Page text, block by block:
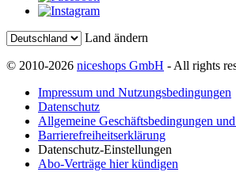
Land ändern
© 2010-2026 niceshops GmbH - All rights
Impressum und Nutzungsbedingungen
Datenschutz
Allgemeine Geschäftsbedingungen
Barrierefreiheitserklärung
Datenschutz-Einstellungen
Abo-Verträge hier kündigen